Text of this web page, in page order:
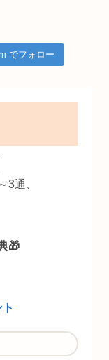
でフォロー
3通、
🎁